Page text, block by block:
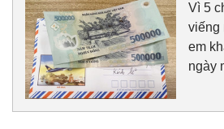
Vì 5
viếng
em
ngày